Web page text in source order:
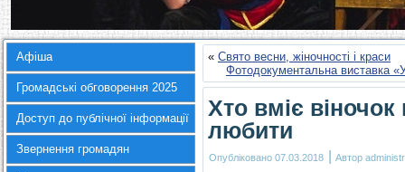
Афіша
Громадські обговорення 2025
Доступ до публічної інформації
Звернення громадян
« Свято весни, жіночності і краси
Фотодокументальна виставка
Хто вміє
любити
Опубліковано 07.03.2018 | Автор